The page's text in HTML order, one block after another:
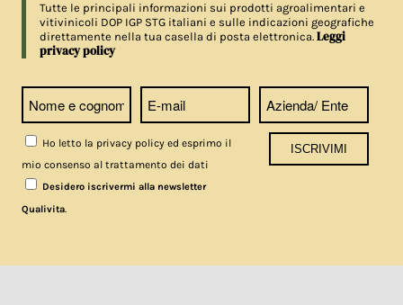
Tutte le principali informazioni sui prodotti agroalimentari e
vitivinicoli DOP IGP STG italiani e sulle indicazioni geografiche
direttamente nella tua casella di posta elettronica.Leggi
privacy policy
Ho letto la privacy policy ed esprimo il
mio consenso al trattamento dei dati
Desidero iscrivermi alla newsletter
Qualivita.